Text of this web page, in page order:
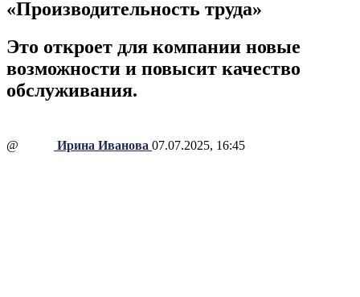
«Производительность труда»
Это откроет для компании новые
возможности и повысит качество
обслуживания.
@ Ирина Иванова 07.07.2025, 16:45